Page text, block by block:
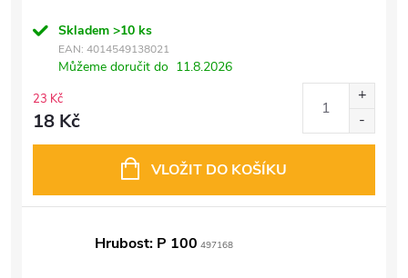
Skladem >10 ks
EAN: 4014549138021
Můžeme doručit do 11.8.2026
23 Kč
18 Kč
VLOŽIT DO KOŠÍKU
Hrubost: P 100 497168